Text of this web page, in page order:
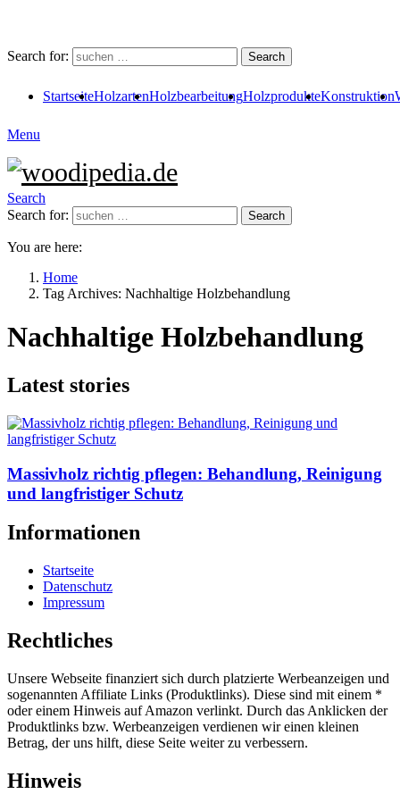
Search for: Search
StartseiteHolzartenHolzbearbeitungHolzprodukteKonstruktion
Menu
Search
Search for:
Search
You are here:
Home
Tag Archives: Nachhaltige Holzbehandlung
Nachhaltige Holzbehandlung
Latest stories
Massivholz richtig pflegen: Behandlung, Reinigung
und langfristiger Schutz
Informationen
Startseite
Datenschutz
Impressum
Rechtliches
Unsere Webseite finanziert sich durch platzierte Werbeanzeigen und
sogenannten Affiliate Links (Produktlinks). Diese sind mit einem *
oder einem Hinweis auf Amazon verlinkt. Durch das Anklicken der
Produktlinks bzw. Werbeanzeigen verdienen wir einen kleinen
Betrag, der uns hilft, diese Seite weiter zu verbessern.
Hinweis